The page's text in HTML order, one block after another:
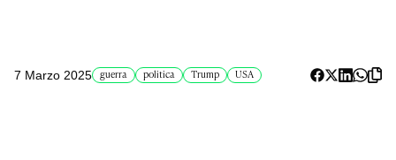
7 Marzo 2025 guerra politica Trump USA